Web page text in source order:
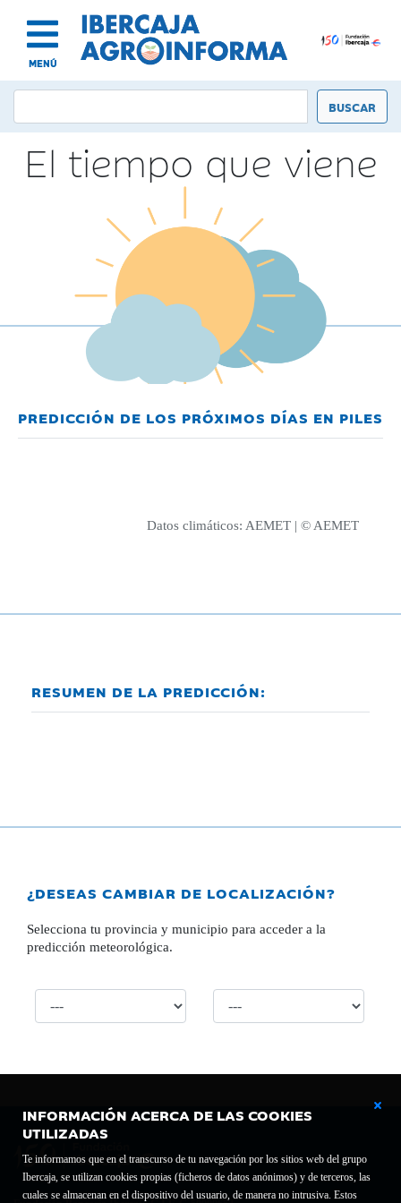
MENÚ
INFORMACIÓN ACERCA DE LAS COOKIES
UTILIZADAS
Te informamos que en el transcurso de tu navegación por los sitios web del grupo
Ibercaja, se utilizan cookies propias (ficheros de datos anónimos) y de terceros, las
cuales se almacenan en el dispositivo del usuario, de manera no intrusiva. Estos
El tiempo que viene
PREDICCIÓN DE LOS PRÓXIMOS DÍAS EN PILES
Datos climáticos: AEMET | © AEMET
RESUMEN DE LA PREDICCIÓN:
¿DESEAS CAMBIAR DE LOCALIZACIÓN?
Selecciona tu provincia y municipio para acceder a la
predicción meteorológica.